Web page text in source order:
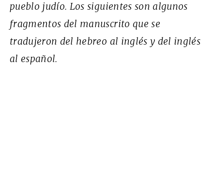
pueblo judío. Los siguientes son algunos
fragmentos del manuscrito que se
tradujeron del hebreo al inglés y del inglés
al español.